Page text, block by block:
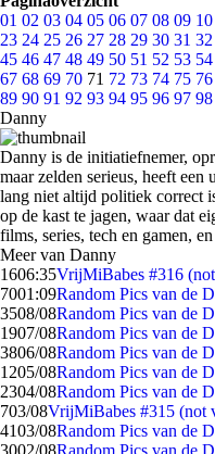
01 02 03 04 05 06 07 08 09 10
23 24 25 26 27 28 29 30 31 32
45 46 47 48 49 50 51 52 53 54
67 68 69 70 71 72 73 74 75 76
89 90 91 92 93 94 95 96 97 98
Danny
Danny is de initiatiefnemer,
maar zelden serieus, heeft
lang niet altijd politiek correct
op de kast te jagen, waar dat
films, series, tech en gamen,
Meer van Danny
1606:35VrijMiBabes #316
7001:09Random Pics van de
3508/08Random Pics van de
1907/08Random Pics van de
3806/08Random Pics van de
1205/08Random Pics van de
2304/08Random Pics van de
703/08VrijMiBabes #315 (not
4103/08Random Pics van de
3002/08Random Pics van de